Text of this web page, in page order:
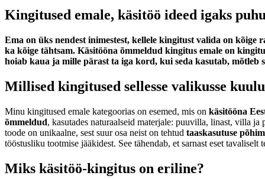
Kingitused emale, käsitöö ideed igaks
Ema on üks nendest inimestest, kellele kingitust valida on kõige
ka kõige tähtsam. Käsitööna õmmeldud kingitus emale on
hoiab kaua ja mille pärast ta iga kord, kui seda kasutab, mõtleb
Millised kingitused sellesse valikusse
Minu kingitused emale kategoorias on esemed, mis on käsitööna
õmmeldud, kasutades naturaalseid materjale: puuvilla, linast, villa ja
toode on unikaalne, sest suur osa neist on tehtud taaskasutuse
tööstusliku tootmise jääkidest. See tähendab, et sarnast eset tavaliselt
Miks käsitöö-kingitus on eriline?